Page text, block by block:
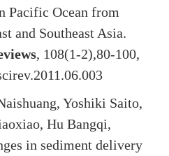
Pacific Ocean from
and Southeast Asia.
, 108(1-2),80-100,
Yoshiki Saito,
Hu Bangqi,
in sediment delivery